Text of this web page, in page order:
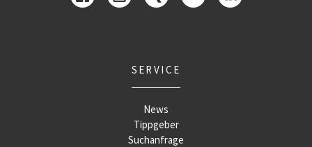
SERVICE
News
Tippgeber
Suchanfrage